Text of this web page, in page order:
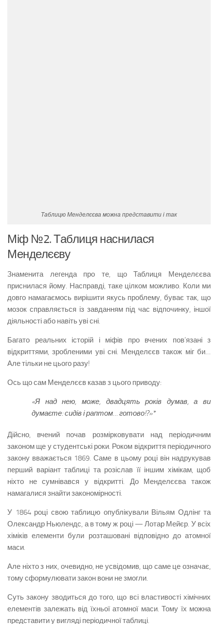
Таблицю Менделєєва можна представити і так
Міф №2. Таблиця наснилася
Менделєєву
Знаменита легенда про те, що Таблиця Менделєєва
приснилася йому. Насправді, таке цілком можливо. Коли ми
довго намагаємось вирішити якусь проблему, буває так, що
мозок справляється із завданням під час відпочинку, іншої
діяльності або навіть уві сні.
Багато реальних історій і міфів про вчених пов’язані з
відкриттями, зробленими уві сні. Менделєєв також міг би…
Але тільки не цього разу!
Ось що сам Менделєєв казав з цього приводу:
«Я над нею, може, двадцять років думав, а ви
думаєте: сидів і раптом… готово!?»*
Дійсно, вчений почав розмірковувати над періодичним
законом ще у студентські роки. Роком відкриття періодичного
закону вважається 1869. Саме в цьому році він надрукував
перший варіант таблиці та розіслав її іншим хімікам, щоб
ніхто не сумнівався у відкритті. До Менделєєва також
намагалися знайти закономірності.
У 1864 році свою таблицю опублікували Вільям Одлінг та
Олександр Ньюлендс, а в тому ж році — Лотар Мейєр. У всіх
хіміків елементи були розташовані відповідно до атомної
маси.
Але ніхто з них, очевидно, не усвідомив, що саме це означає,
тому сформулювати закон вони не змогли.
Суть закону зводиться до того, що всі властивості хімічних
елементів залежать від їхньої атомної маси. Тому їх можна
представити у вигляді періодичної таблиці.